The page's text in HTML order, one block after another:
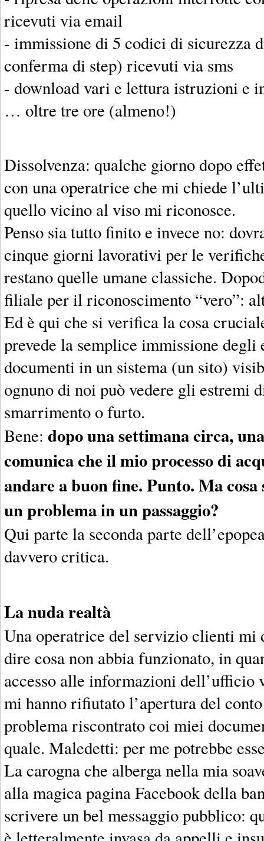
ricevuti via email
- immissione di 5 codici di sicurezza
conferma di step) ricevuti via sms
- download vari e lettura istruzioni e
… oltre tre ore (almeno!)
Dissolvenza: qualche giorno dopo
con una operatrice che mi chiede
quello vicino al viso mi riconosce.
Penso sia tutto finito e invece no:
cinque giorni lavorativi per le
restano quelle umane classiche.
filiale per il riconoscimento “vero”:
Ed è qui che si verifica la cosa
prevede la semplice immissione
documenti in un sistema (un sito)
ognuno di noi può vedere gli estremi
smarrimento o furto.
Bene: dopo una settimana circa,
comunica che il mio processo di
andare a buon fine. Punto. Ma cosa
un problema in un passaggio?
Qui parte la seconda parte
davvero critica.
La nuda realtà
Una operatrice del servizio clienti mi
dire cosa non abbia funzionato, in
accesso alle informazioni dell’ufficio
mi hanno rifiutato l’apertura del
problema riscontrato coi miei
quale. Maledetti: per me potrebbe
La carogna che alberga nella mia
alla magica pagina Facebook della
scrivere un bel messaggio pubblico: